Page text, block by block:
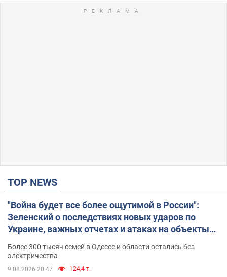
TOP NEWS
"Война будет все более ощутимой в России":
Зеленский о последствиях новых ударов по
Украине, важных отчетах и атаках на объекты
противника. Видео
Более 300 тысяч семей в Одессе и области остались без
электричества
9.08.2026 20:47 124,4 т.